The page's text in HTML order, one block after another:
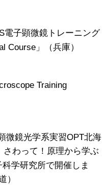
電子顕微鏡トレーニング
Course」（兵庫）
Training
微鏡光学系実習OPT北海
わって！原理から学ぶ
学研究所で開催しま
）